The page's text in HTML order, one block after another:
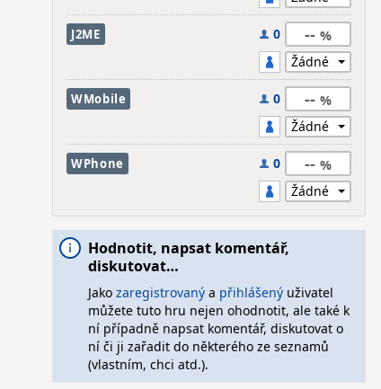
J2ME 0 --
WMobile 0 --
WPhone 0 --
Hodnotit, napsat komentář,
diskutovat…
Jako zaregistrovanýa přihlášenýuživatel
můžete tuto hru nejen ohodnotit, ale také k
ní případně napsat komentář, diskutovat o
ní či ji zařadit do některého ze seznamů
(vlastním, chci atd.).